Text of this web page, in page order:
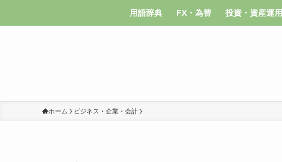
用語辞典 FX・為替 投資・資産運用
ホーム ビジネス・企業・会計